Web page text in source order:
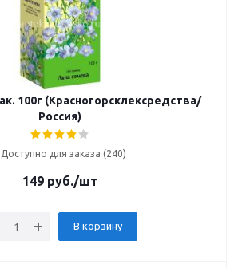
100г (Красногорсклексредства/
Россия)
Доступно для заказа (240)
149руб./шт
В корзину